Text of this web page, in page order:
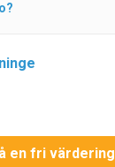
en fri värdering